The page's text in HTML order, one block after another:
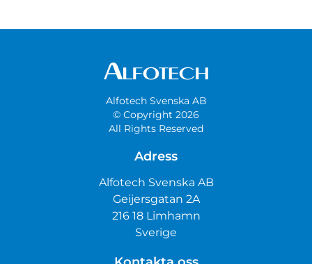
Alfotech Svenska AB
© Copyright 2026
All Rights Reserved
Adress
Alfotech Svenska AB
Geijersgatan 2A
216 18 Limhamn
Sverige